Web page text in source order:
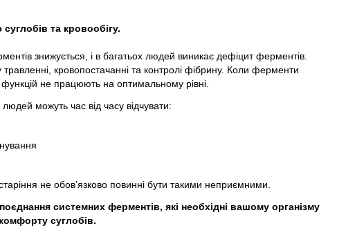
та кровообігу.
знижується, і в багатьох людей виникає дефіцит ферментів.
кровопостачанні та контролі фібрину. Коли ферменти
не працюють на оптимальному рівні.
можуть час від часу відчувати:
не обов’язково повинні бути такими неприємними.
системних ферментів, які необхідні вашому організму
суглобів.